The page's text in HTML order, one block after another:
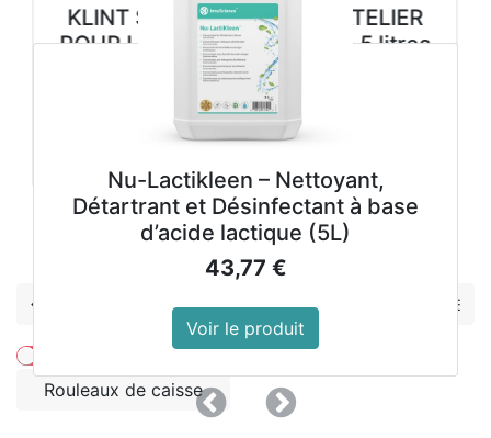
KLINT S VEGETAL SAVON ATELIER
POUR LES MAINS cartouche 5 litres
33,98€
Voir le produit
Précedent
Montrer les prix avec la taxe inclue
Rouleaux de caisse
Nu-Lactikleen – Nettoyant,
Détartrant et Désinfectant à base
d’acide lactique (5L)
43,77 €
Voir le produit
PrécedentSuivant